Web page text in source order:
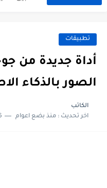
تطبيقات
أداة جديدة من
الصور بالذكاء
الكاتب
اخر تحديث :منذ بضع اعوام 6